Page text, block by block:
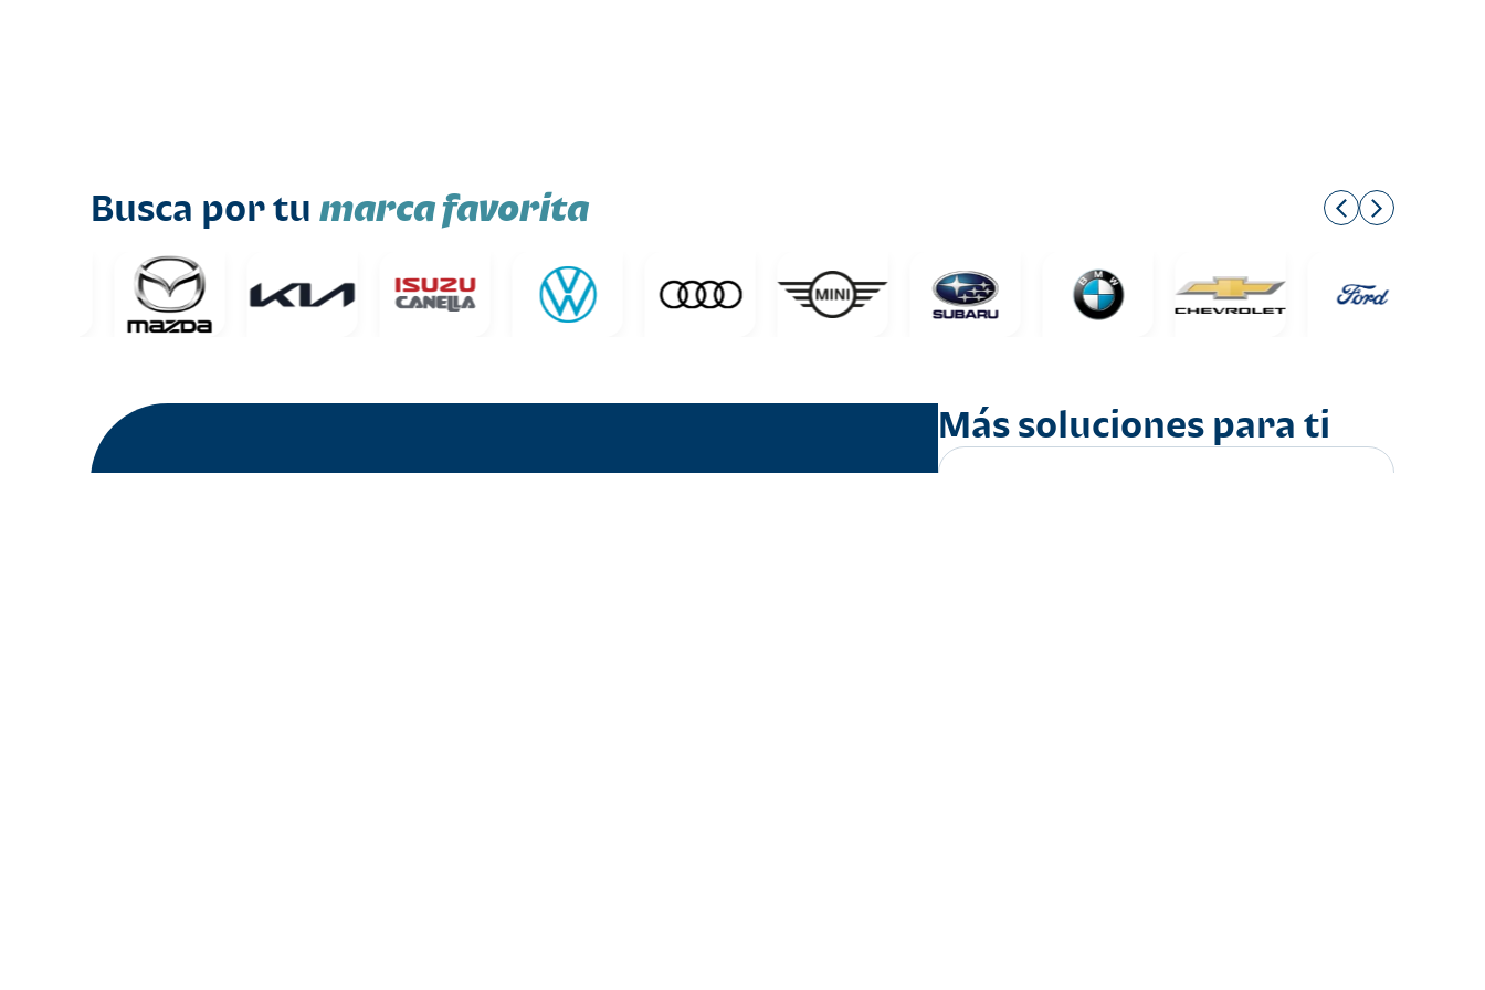
Busca por tu marca favorita
Más soluciones para ti